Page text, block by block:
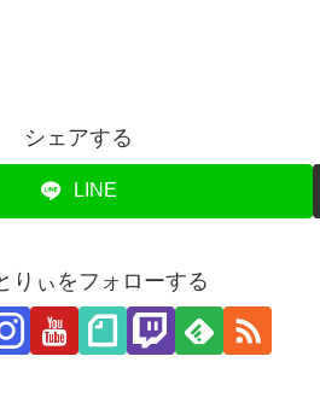
シェアする
LINE
りぃをフォローする